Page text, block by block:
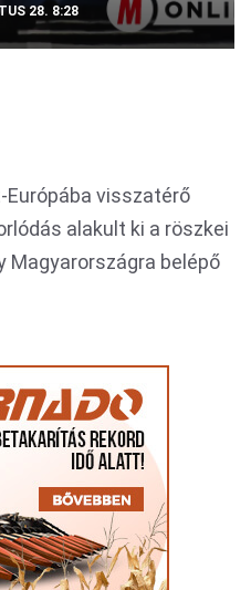
28. 8:28
visszatérő
alakult ki a röszkei
Magyarországra belépő